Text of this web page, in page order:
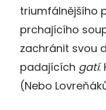
triumfálnějšího
prchajícího
zachránit svou
padajících gatí.
(Nebo